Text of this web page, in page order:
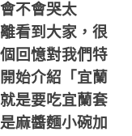
不會哭太
看到大家，很
回憶對我們特
始介紹「宜蘭
是要吃宜蘭套
麻醬麵小碗加